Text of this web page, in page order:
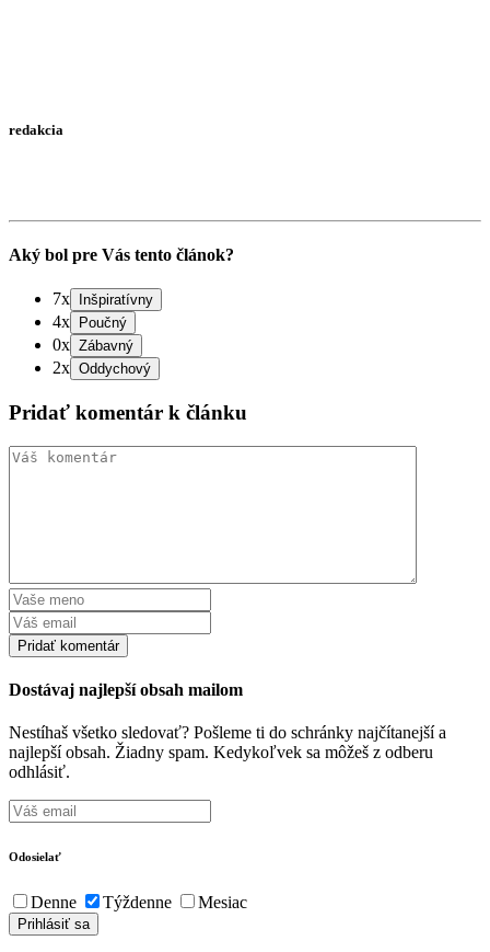
redakcia
Aký bol pre Vás tento článok?
7x
4x
0x
2x
Pridať komentár k článku
Dostávaj najlepší obsah mailom
Nestíhaš všetko sledovať? Pošleme ti do schránky najčítanejší a
najlepší obsah. Žiadny spam. Kedykoľvek sa môžeš z odberu
odhlásiť.
Odosielať
Denne Týždenne Mesiac